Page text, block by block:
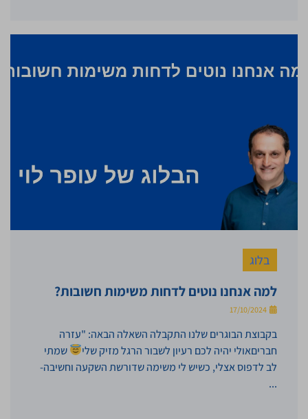
בלוג
למה אנחנו נוטים לדחות משימות חשובות?
בקבוצת הבוגרים שלנו התקבלה השאלה הבאה: "עזרה
חבריםאולי יהיה לכם רעיון לשבור הרגל מזיק שלי
שמתי
לב לדפוס אצלי, כשיש לי משימה שדורשת השקעה וחשיבה-
...